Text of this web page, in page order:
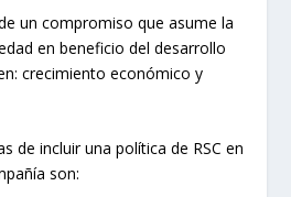
un compromiso que asume la
en beneficio del desarrollo
crecimiento económico y
de incluir una política de RSC en
son: